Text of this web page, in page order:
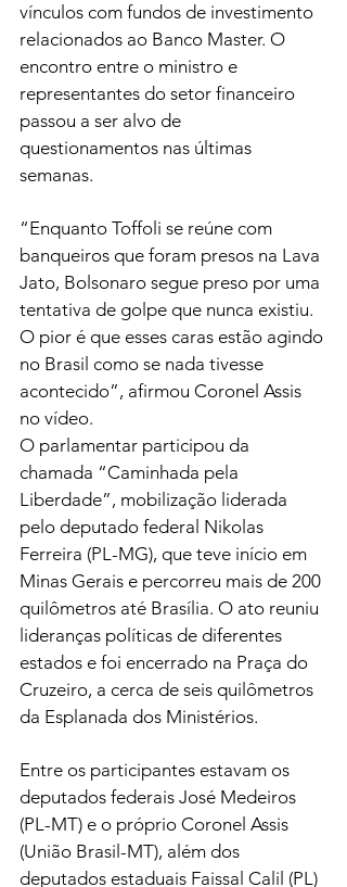
vínculos com fundos de investimento
relacionados ao Banco Master. O
encontro entre o ministro e
representantes do setor financeiro
passou a ser alvo de
questionamentos nas últimas
semanas.
“Enquanto Toffoli se reúne com
banqueiros que foram presos na Lava
Jato, Bolsonaro segue preso por uma
tentativa de golpe que nunca existiu.
O pior é que esses caras estão agindo
no Brasil como se nada tivesse
acontecido”, afirmou Coronel Assis
no vídeo.
O parlamentar participou da
chamada “Caminhada pela
Liberdade”, mobilização liderada
pelo deputado federal Nikolas
Ferreira (PL-MG), que teve início em
Minas Gerais e percorreu mais de 200
quilômetros até Brasília. O ato reuniu
lideranças políticas de diferentes
estados e foi encerrado na Praça do
Cruzeiro, a cerca de seis quilômetros
da Esplanada dos Ministérios.
Entre os participantes estavam os
deputados federais José Medeiros
(PL-MT) e o próprio Coronel Assis
(União Brasil-MT), além dos
deputados estaduais Faissal Calil (PL)